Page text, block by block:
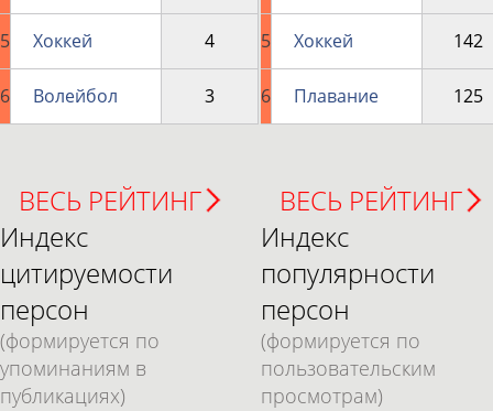
5 Хоккей 4
6 Волейбол 3
5 Хоккей 142
6 Плавание 125
ВЕСЬ РЕЙТИНГ
Индекс
цитируемости
персон
(формируется по
упоминаниям в
публикациях)
ВЕСЬ РЕЙТИНГ
Индекс
популярности
персон
(формируется по
пользовательским
просмотрам)